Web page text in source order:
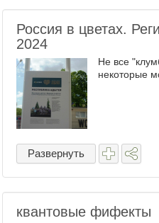
Россия в цветах.
2024
Не все
некоторые
Развернуть
квантовые фифекты